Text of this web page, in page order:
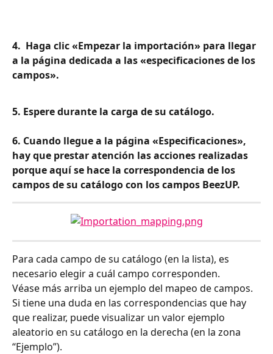
4.  Haga clic «Empezar la importación» para llegar
a la página dedicada a las «especificaciones de los
campos».
5. Espere durante la carga de su catálogo.
6. Cuando llegue a la página «Especificaciones»,
hay que prestar atención las acciones realizadas
porque aquí se hace la correspondencia de los
campos de su catálogo con los campos BeezUP.
Para cada campo de su catálogo (en la lista), es
necesario elegir a cuál campo corresponden.
Véase más arriba un ejemplo del mapeo de campos.
Si tiene una duda en las correspondencias que hay
que realizar, puede visualizar un valor ejemplo
aleatorio en su catálogo en la derecha (en la zona
“Ejemplo”).